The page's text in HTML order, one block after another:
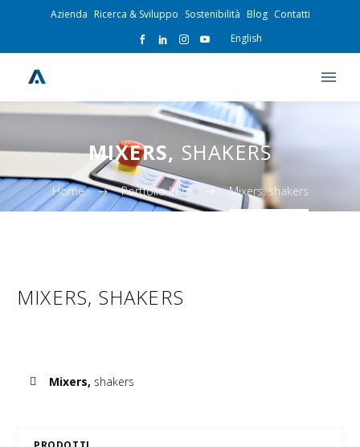
Azienda Ricerca & Sviluppo Sostenibilità Blog Contatti
English
MIXERS, SHAKERS
Home Portfolio Item Mixers, shakers
MIXERS, SHAKERS
Mixers, shakers